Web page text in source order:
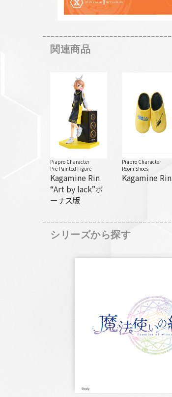
関連商品
Piapro Character
Pre-Painted Figure
Kagamine Rin
“Art by lack”ボ
ーナス版
Piapro Character
Room Shoes
Kagamine Rin
シリーズから探す